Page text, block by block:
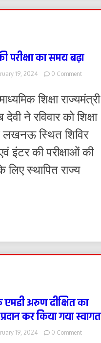
परीक्षा का समय बढ़ा
19, 2024 0 Commenton
में
पाली
परीक्षा
समय
शिक्षा राज्यमंत्री
ने रविवार को शिक्षा
स्थित शिविर
इंटर की परीक्षाओं की
स्थापित राज्य
अरुण दीक्षित का
कर किया गया स्वागत
19, 2024 0 Commenton